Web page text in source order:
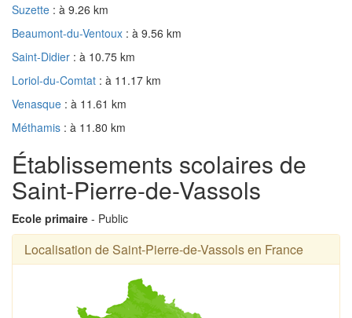
Suzette : à 9.26 km
Beaumont-du-Ventoux : à 9.56 km
Saint-Didier : à 10.75 km
Loriol-du-Comtat : à 11.17 km
Venasque : à 11.61 km
Méthamis : à 11.80 km
Établissements scolaires de
Saint-Pierre-de-Vassols
Ecole primaire - Public
Localisation de Saint-Pierre-de-Vassols en France